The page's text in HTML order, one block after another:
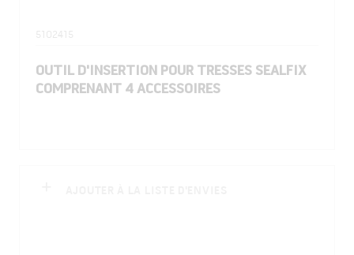
5102415
OUTIL D'INSERTION POUR TRESSES SEALFIX
COMPRENANT 4 ACCESSOIRES